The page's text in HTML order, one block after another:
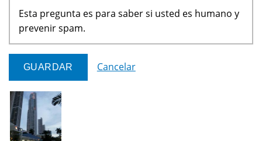
Esta pregunta es para saber si usted es humano y
prevenir spam.
Cancelar